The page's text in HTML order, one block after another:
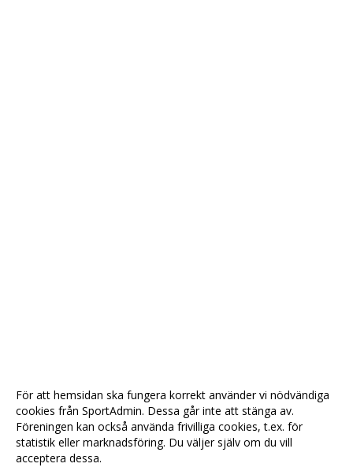
För att hemsidan ska fungera korrekt använder vi nödvändiga
cookies från SportAdmin. Dessa går inte att stänga av.
Föreningen kan också använda frivilliga cookies, t.ex. för
statistik eller marknadsföring. Du väljer själv om du vill
acceptera dessa.